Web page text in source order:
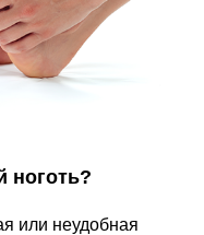
ноготь?
или неудобная